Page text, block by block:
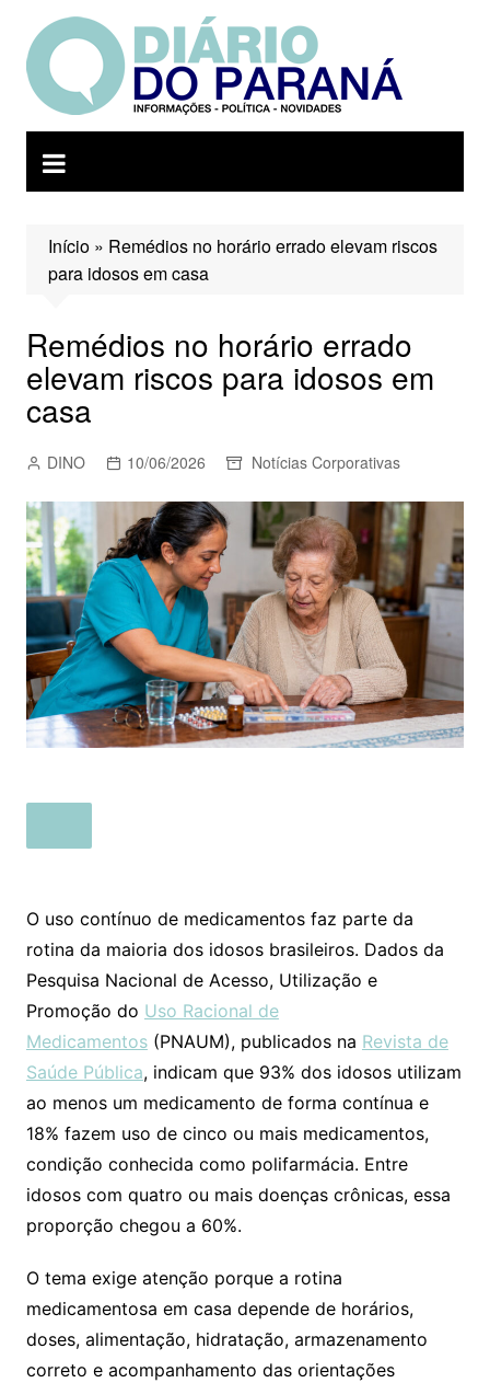
para
conteúdo
Início» Remédios no horário errado elevam riscos
para idosos em casa
Remédios no horário errado
elevam riscos para idosos em
casa
DINO 10/06/2026 Notícias Corporativas
O uso contínuo de medicamentos faz parte da
rotina da maioria dos idosos brasileiros. Dados da
Pesquisa Nacional de Acesso, Utilização e
Promoção do Uso Racional de
Medicamentos(PNAUM), publicados na Revista de
Saúde Pública, indicam que 93% dos idosos utilizam
ao menos um medicamento de forma contínua e
18% fazem uso de cinco ou mais medicamentos,
condição conhecida como polifarmácia. Entre
idosos com quatro ou mais doenças crônicas, essa
proporção chegou a 60%.
O tema exige atenção porque a rotina
medicamentosa em casa depende de horários,
doses, alimentação, hidratação, armazenamento
correto e acompanhamento das orientações